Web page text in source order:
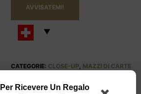
AVVISATEMI!
CATEGORIE: CLOSE-UP, MAZZI DI CARTE
Ricevere Un Regalo